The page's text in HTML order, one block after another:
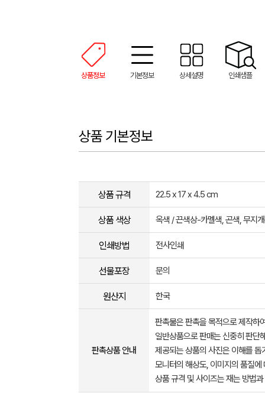
상품정보 기본정보 상세설명 인쇄샘플
상품 기본정보
상품 규격 22.5 x 17 x 4.5 cm
상품 색상 옥색 / 끈색상-카멜색, 곤색, 무지
인쇄방법 전사인쇄
선물포장 문의
원산지 한국
판촉상품 안내
판촉물은 판촉을 목적으로 제작하
일반상품으로 판매는 신중히 판단
제공되는 상품의 사진은 이해를
모니터의 해상도, 이미지의 품질
상품 규격 및 사이즈는 재는 방법